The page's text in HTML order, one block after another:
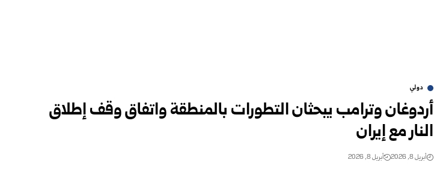
دولي
أردوغان وترامب يبحثان التطورات بالمنطقة واتفاق وقف إطلاق
النار مع إيران
أبريل 8, 2026 أبريل 8, 2026